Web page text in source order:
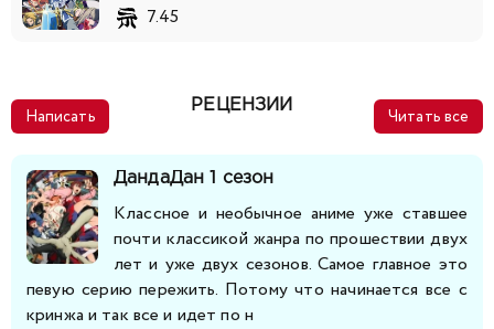
7.45
Написать
РЕЦЕНЗИИ
Читать все
ДандаДан 1 сезон
Классное и необычное аниме уже ставшее
почти классикой жанра по прошествии двух
лет и уже двух сезонов. Самое главное это
певую серию пережить. Потому что начинается все с
кринжа и так все и идет по н